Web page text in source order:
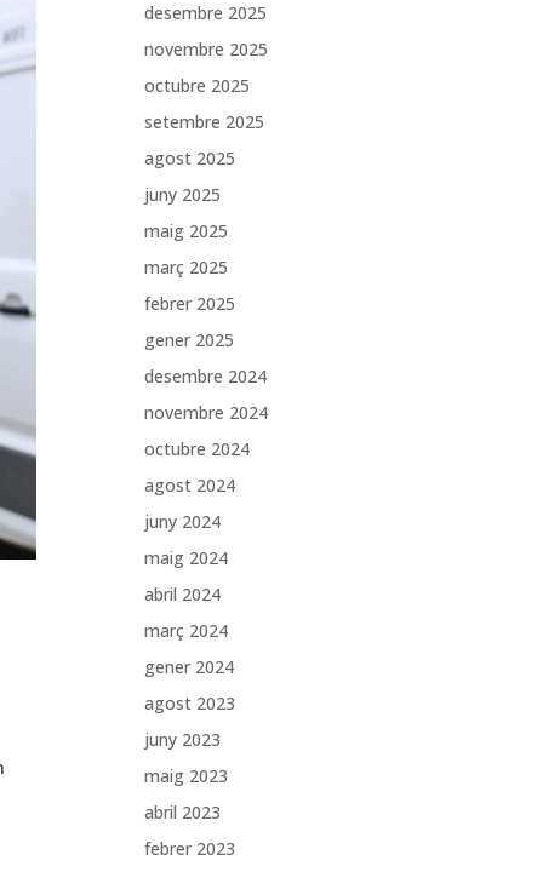
desembre 2025
novembre 2025
octubre 2025
setembre 2025
agost 2025
juny 2025
maig 2025
març 2025
febrer 2025
gener 2025
desembre 2024
novembre 2024
octubre 2024
agost 2024
juny 2024
maig 2024
abril 2024
març 2024
gener 2024
agost 2023
juny 2023
maig 2023
abril 2023
febrer 2023